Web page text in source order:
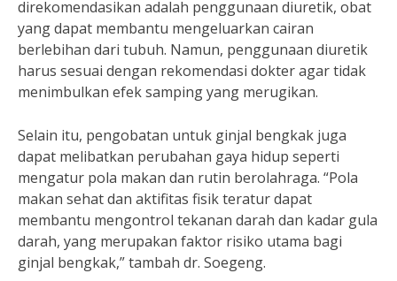
direkomendasikan adalah penggunaan diuretik, obat
yang dapat membantu mengeluarkan cairan
berlebihan dari tubuh. Namun, penggunaan diuretik
harus sesuai dengan rekomendasi dokter agar tidak
menimbulkan efek samping yang merugikan.
Selain itu, pengobatan untuk ginjal bengkak juga
dapat melibatkan perubahan gaya hidup seperti
mengatur pola makan dan rutin berolahraga. “Pola
makan sehat dan aktifitas fisik teratur dapat
membantu mengontrol tekanan darah dan kadar gula
darah, yang merupakan faktor risiko utama bagi
ginjal bengkak,” tambah dr. Soegeng.